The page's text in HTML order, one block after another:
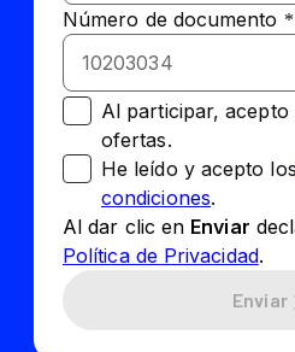
He leído y acepto los
condiciones.
Al dar clic en Enviar
Política de Privacidad.